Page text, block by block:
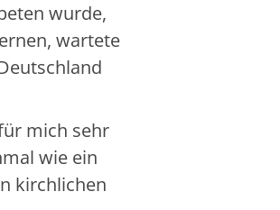
wurde,
wartete
mich sehr
wie ein
kirchlichen